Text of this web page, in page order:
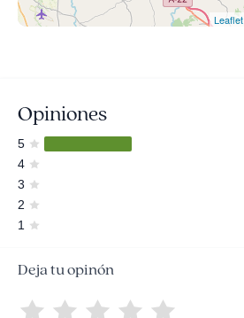
Leaflet
Opiniones
5
4
3
2
1
Deja tu opinón